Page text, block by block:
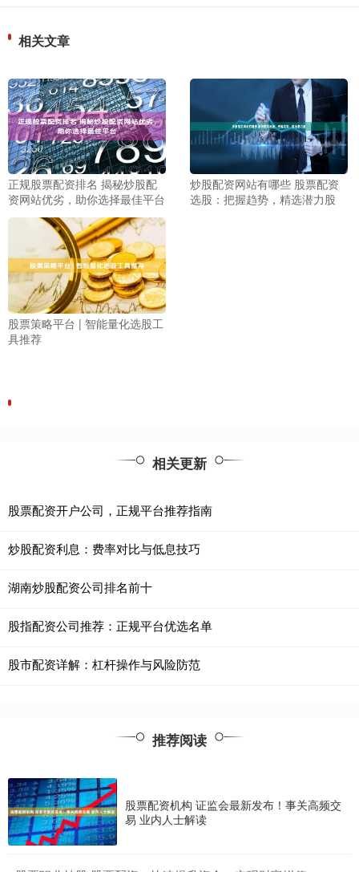
相关文章
正规股票配资排名 揭秘炒股配
资网站优劣，助你选择最佳平台
炒股配资网站有哪些 股票配资
选股：把握趋势，精选潜力股
股票策略平台 | 智能量化选股工
具推荐
相关更新
股票配资开户公司，正规平台推荐指南
炒股配资利息：费率对比与低息技巧
湖南炒股配资公司排名前十
股指配资公司推荐：正规平台优选名单
股市配资详解：杠杆操作与风险防范
推荐阅读
股票配资机构 证监会最新发布！事关高频交
易 业内人士解读